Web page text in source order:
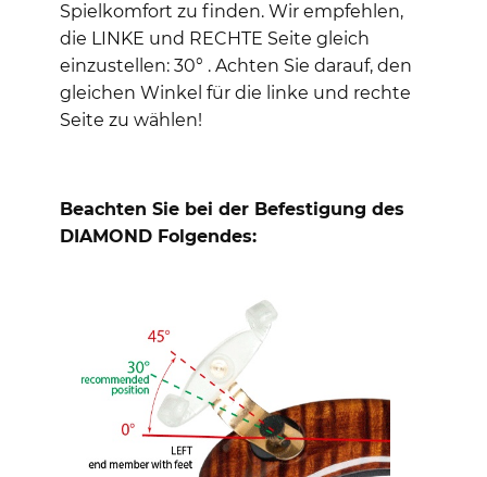
Spielkomfort zu finden. Wir empfehlen,
die LINKE und RECHTE Seite gleich
einzustellen: 30° . Achten Sie darauf, den
gleichen Winkel für die linke und rechte
Seite zu wählen!
Beachten Sie bei der Befestigung des
DIAMOND Folgendes: